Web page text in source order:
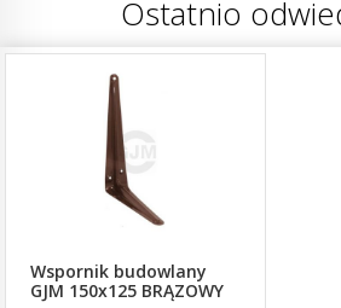
Ostatnio
Wspornik budowlany
GJM 150x125 BRĄZOWY